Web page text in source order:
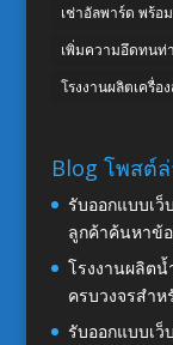
เช่าอัลพาร์ด พร้อ
เพิ่มความอึดทนท่
โรงงานผลิตเครื่อ
Blog โพสต์
รับออกแบบเว็
ลูกค้าค้นหาข้
โรงงานผลิต
ครบวงจรสำ
รับออกแบบเว็